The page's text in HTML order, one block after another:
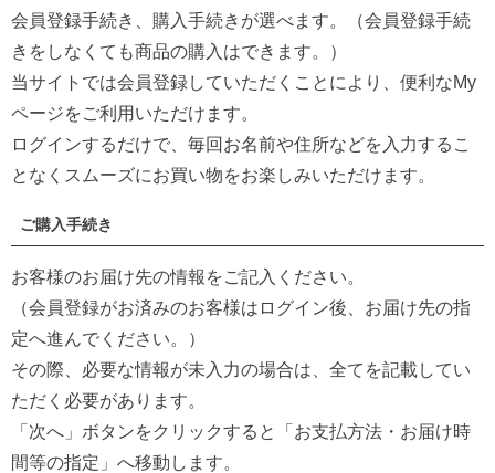
会員登録手続き、購入手続きが選べます。（会員登録手続
きをしなくても商品の購入はできます。）
当サイトでは会員登録していただくことにより、便利なMy
ページをご利用いただけます。
ログインするだけで、毎回お名前や住所などを入力するこ
となくスムーズにお買い物をお楽しみいただけます。
ご購入手続き
お客様のお届け先の情報をご記入ください。
（会員登録がお済みのお客様はログイン後、お届け先の指
定へ進んでください。）
その際、必要な情報が未入力の場合は、全てを記載してい
ただく必要があります。
「次へ」ボタンをクリックすると「お支払方法・お届け時
間等の指定」へ移動します。